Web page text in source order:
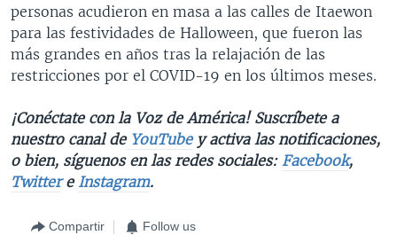
personas acudieron en masa a las calles de Itaewon
para las festividades de Halloween, que fueron las
más grandes en años tras la relajación de las
restricciones por el COVID-19 en los últimos meses.
¡Conéctate con la Voz de América! Suscríbete a
nuestro canal deYouTubey activa las notificaciones,
o bien, síguenos en las redes sociales: Facebook,
Twittere Instagram.
Compartir Follow us